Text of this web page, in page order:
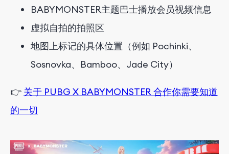
BABYMONSTER主题巴士播放会员视频信息
虚拟自拍的拍照区
地图上标记的具体位置（例如 Pochinki、
Sosnovka、Bamboo、Jade City）
👉 关于 PUBG X BABYMONSTER 合作你需要知道
的一切